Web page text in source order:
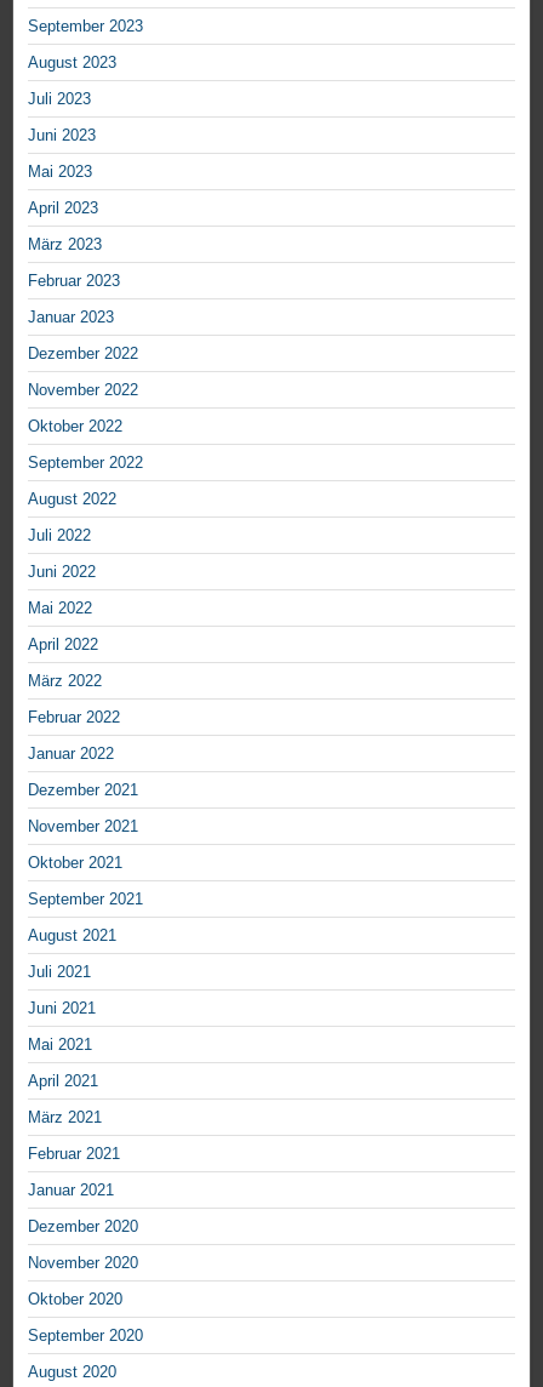
September 2023
August 2023
Juli 2023
Juni 2023
Mai 2023
April 2023
März 2023
Februar 2023
Januar 2023
Dezember 2022
November 2022
Oktober 2022
September 2022
August 2022
Juli 2022
Juni 2022
Mai 2022
April 2022
März 2022
Februar 2022
Januar 2022
Dezember 2021
November 2021
Oktober 2021
September 2021
August 2021
Juli 2021
Juni 2021
Mai 2021
April 2021
März 2021
Februar 2021
Januar 2021
Dezember 2020
November 2020
Oktober 2020
September 2020
August 2020